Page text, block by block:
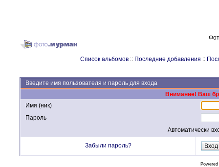
Список альбомов :: Последние добавления ::
Введите имя пользователя и пароль для входа
Внимание! Ваш
Имя (ник)
Пароль
Автоматически
Забыли пароль?